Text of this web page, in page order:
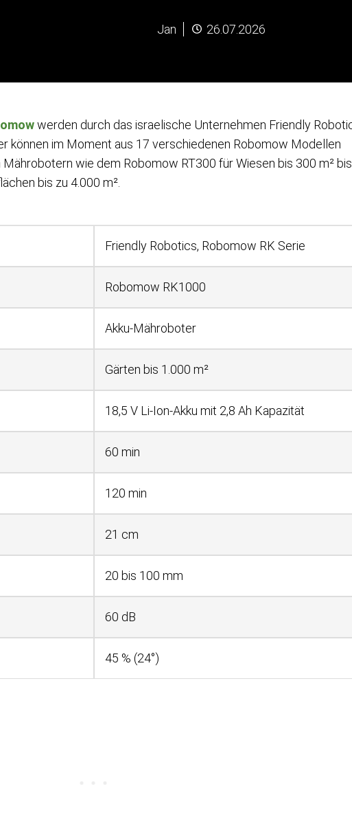
Jan 26.07.2026
werden durch das israelische Unternehmen Friendly
können im Moment aus 17 verschiedenen Robomow Modellen
wie dem Robomow RT300 für Wiesen bis 300 m² bis
bis zu 4.000 m².
Friendly Robotics, Robomow RK Serie
Robomow RK1000
Akku-Mähroboter
Gärten bis 1.000 m²
18,5 V Li-Ion-Akku mit 2,8 Ah Kapazität
60 min
120 min
21 cm
20 bis 100 mm
60 dB
45 % (24°)